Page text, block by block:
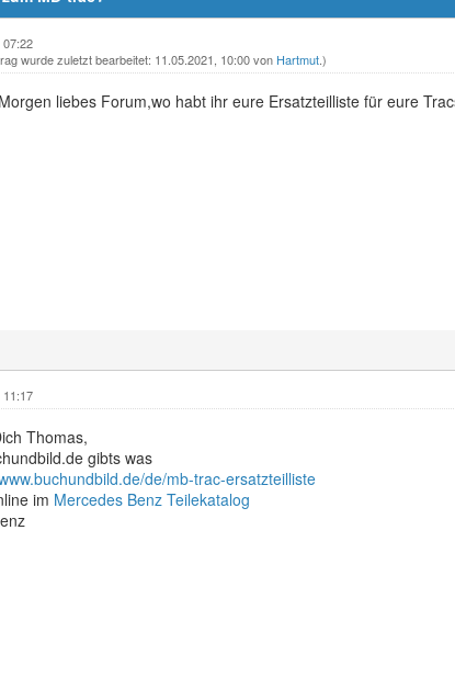
07:22
wurde zuletzt bearbeitet: 11.05.2021, 10:00 von Hartmut.)
liebes Forum,wo habt ihr eure Ersatzteilliste für eure
11:17
Thomas,
gibts was
de/mb-trac-ersatzteilliste
im Mercedes Benz Teilekatalog